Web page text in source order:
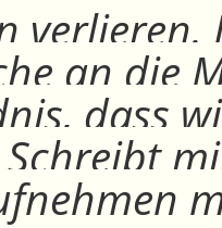
an die
dass
Schreibt